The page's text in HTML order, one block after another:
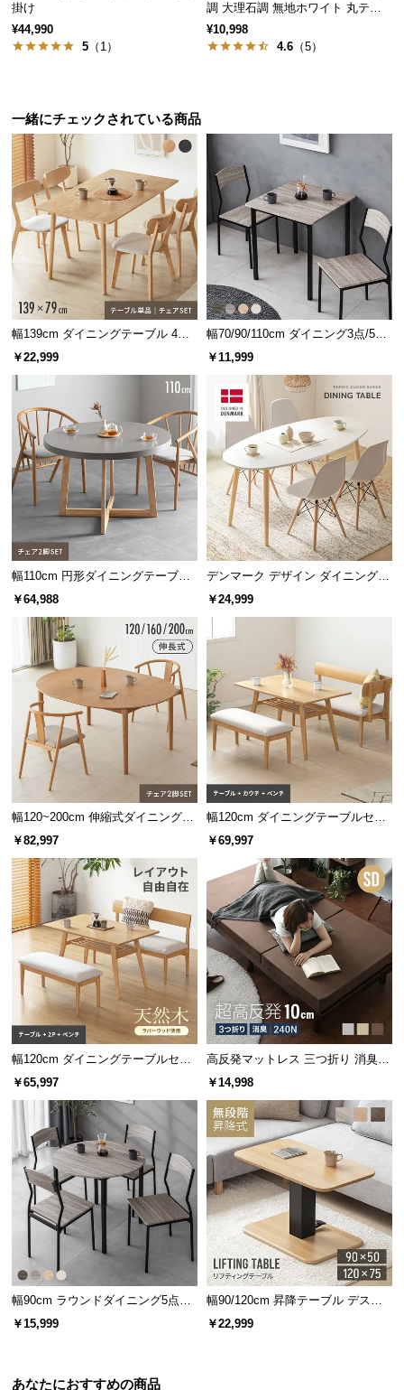
ブ
企
業
情
報
o.,
突板とは
合板などに薄くスライスした天然木を貼り付けた
板のこと。無垢材よりお手入れが簡単で、木目の
自然な風合いを感じられるのが特徴です。
こだわりの天板素材
厳選されたウォールナット材とアッシュ材を採用
し、上質な風合いがお部屋の雰囲気を高めます。
アッシュ ウォールナット
爽やかで品のよいアッシュ
ナチュラルカラーには木目が鮮やかなアッシュ材を
使用。お部屋を明るく清潔感ある空間に。
シックで深みあるウォールナット
ブラウンカラーには艶のある木目が美しいウォール
ナット材を使用。お部屋を味わい深い大人の空間
に。
掛け
¥44,990
5 （1）
調 大理石調 無地ホワイト 丸テー
ブル 2人掛け
¥10,998
4.6 （5）
一緒にチェックされている商品
幅139cm ダイニングテーブル 4人
掛け
￥22,999
幅70/90/110cm ダイニング3点/5点
セット 2人掛け 4人掛け
￥11,999
幅110cm 円形ダイニングテーブル
チェア2脚セット
￥64,988
デンマーク デザイン ダイニングテ
ーブル
￥24,999
幅120~200cm 伸縮式ダイニング3
点セット
￥82,997
幅120cm ダイニングテーブルセッ
ト ソファダイニング 3点セット B
￥69,997
幅120cm ダイニングテーブルセッ
ト ソファダイニング 3点セット C
￥65,997
高反発マットレス 三つ折り 消臭
高密度ハード 厚さ10cm SD
￥14,998
幅90cm ラウンドダイニング5点セ
ット 4人掛け
￥15,999
幅90/120cm 昇降テーブル デスク
無段階高さ調節 ガス圧昇降式 ダイ
￥22,999
あなたにおすすめの商品